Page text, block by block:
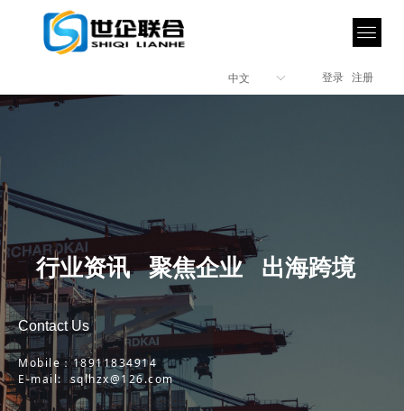
ꀅ
中文 登录 注册
行业资讯 聚焦企业 出海跨境
Contact Us
Mobile：18911834914
E-mail: sqlhzx@126.com